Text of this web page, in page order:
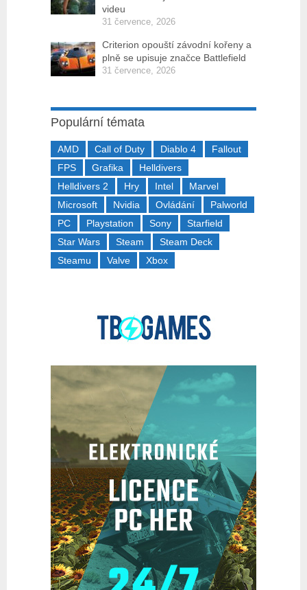
videu
31 července, 2026
Criterion opouští závodní kořeny a
plně se upisuje značce Battlefield
31 července, 2026
Populární témata
AMD Call of Duty Diablo 4
Fallout
FPS
Grafika
Helldivers
Helldivers 2
Hry Intel
Marvel
Microsoft
Nvidia Ovládání
Palworld
PC
Playstation Sony
Starfield
Star Wars
Steam
Steam Deck
Steamu
Valve Xbox